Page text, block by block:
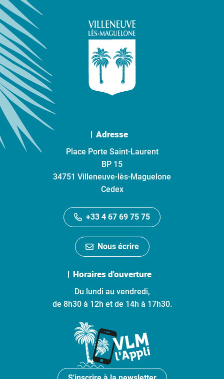
Adresse
Place Porte Saint-Laurent
BP 15
34751 Villeneuve-lès-Maguelone
Cedex
+33 4 67 69 75 75
Nous écrire
Horaires d'ouverture
Du lundi au vendredi,
de 8h30 à 12h et de 14h à 17h30.